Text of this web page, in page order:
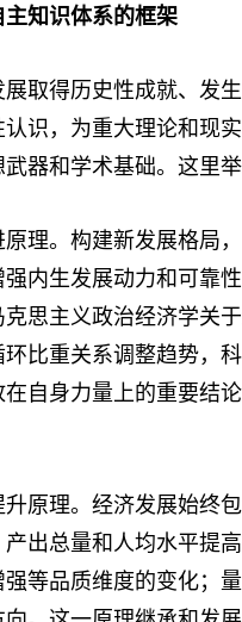
知识体系的框架
得历史性成就、发生
识，为重大理论和现
器和学术基础。这里举
。构建新发展格局，
内生发展动力和可靠
思主义政治经济学关
比重关系调整趋势，
自身力量上的重要结
理。经济发展始终包
出总量和人均水平提
等品质维度的变化；